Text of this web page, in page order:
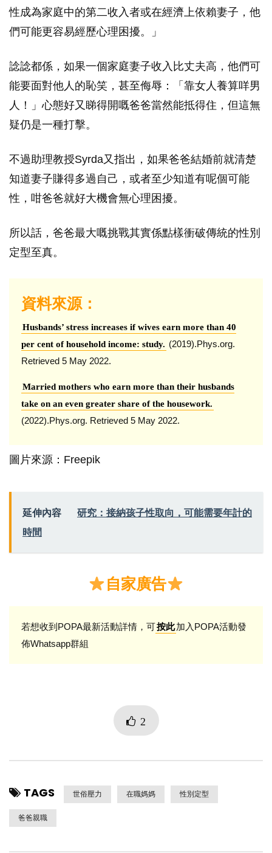
性成為家庭中的第二收入者或在經濟上依賴妻子，他
們可能更容易經歷心理困擾。」
諗諗都係，如果一個家庭妻子收入比丈夫高，他們可
能要面對他人的恥笑，甚至侮辱：「靠女人養算咩男
人！」心態好又睇得開嘅爸爸當然能抵得住，但這無
疑仍是一種打擊。
不過助理教授Syrda又指出，如果爸爸結婚前就清楚
知道妻子賺得多過自己，或者至少知道有呢個可能
性，咁爸爸就好大機會無心理困擾。
所以話，爸爸最大嘅挑戰其實係點樣衝破傳統的性別
定型至真。
資料來源：
Husbands’ stress increases if wives earn more than 40
per cent of household income: study. (2019).Phys.org.
Retrieved 5 May 2022.
Married mothers who earn more than their husbands
take on an even greater share of the housework.
(2022).Phys.org. Retrieved 5 May 2022.
圖片來源：Freepik
延伸內容
研究：接納孩子性取向，可能需要年計的
時間
自家廣告
若想收到POPA最新活動詳情，可按此加入POPA活動發
佈Whatsapp群組
2
TAGS 世俗壓力 在職媽媽 性別定型
爸爸親職